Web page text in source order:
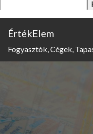
ÉrtékElem
Fogyasztók, Cégek,